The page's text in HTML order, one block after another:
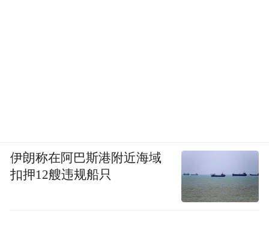
伊朗称在阿巴斯港附近海域
扣押12艘违规船只